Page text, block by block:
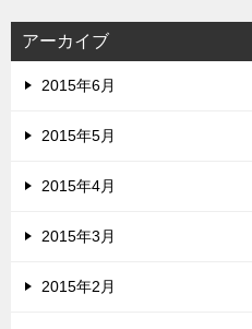
アーカイブ
2015年6月
2015年5月
2015年4月
2015年3月
2015年2月